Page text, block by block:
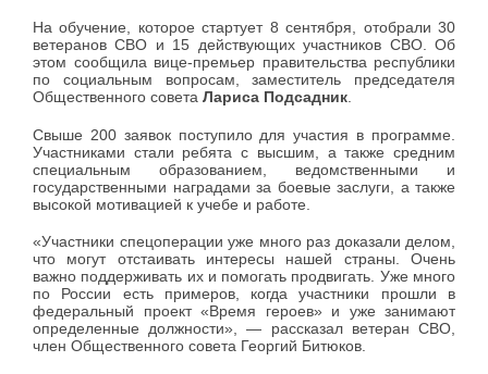
На обучение, которое стартует 8 сентября, отобрали 30
ветеранов СВО и 15 действующих участников СВО. Об
этом сообщила вице-премьер правительства республики
по социальным вопросам, заместитель председателя
Общественного совета Лариса Подсадник
Свыше 200 заявок поступило для участия в программе.
Участниками стали ребята с высшим, а также средним
специальным образованием, ведомственными и
государственными наградами за боевые заслуги, а также
высокой мотивацией к учебе и работе.
«Участники спецоперации уже много раз доказали делом,
что могут отстаивать интересы нашей страны. Очень
важно поддерживать их и помогать продвигать. Уже много
по России есть примеров, когда участники прошли в
федеральный проект «Время героев» и уже занимают
определенные должности», — рассказал ветеран СВО,
член Общественного совета Георгий Битюков.